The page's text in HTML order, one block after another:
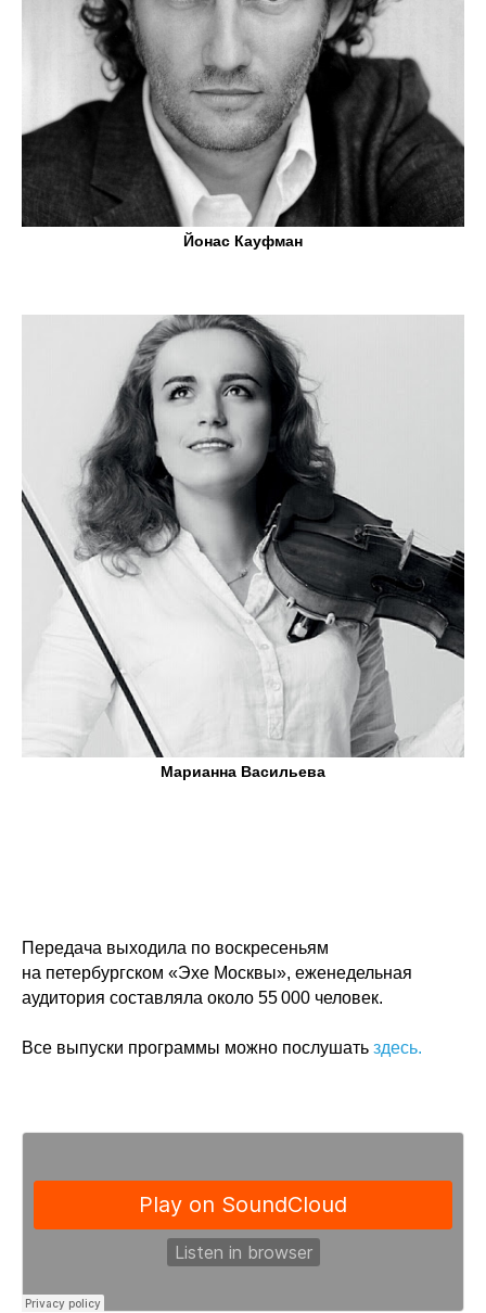
Йонас Кауфман
Марианна Васильева
Передача выходила по воскресеньям
на петербургском «Эхе Москвы», еженедельная
аудитория составляла около 55 000 человек.
Все выпуски программы можно послушать здесь.